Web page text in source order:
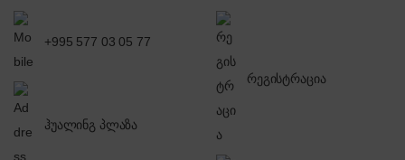
+995 577 03 05 77
ჰუალინგ პლაზა
რეგისტრაცია